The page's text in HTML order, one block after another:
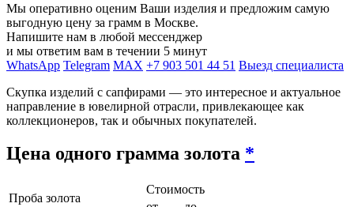
Мы оперативно оценим Ваши изделия и предложим самую
выгодную цену за грамм в Москве.
Напишите нам в любой мессенджер
и мы ответим вам в течении 5 минут
WhatsApp Telegram MAX +7 903 501 44 51 Выезд специалиста
Скупка изделий с сапфирами — это интересное и актуальное
направление в ювелирной отрасли, привлекающее как
коллекционеров, так и обычных покупателей.
Цена одного грамма золота *
Проба золота
Стоимость